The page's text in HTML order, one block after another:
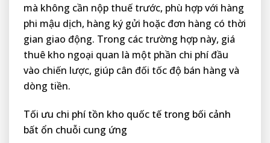
mà không cần nộp thuế trước, phù hợp với hàng
phi mậu dịch, hàng ký gửi hoặc đơn hàng có thời
gian giao động. Trong các trường hợp này, giá
thuê kho ngoại quan là một phần chi phí đầu
vào chiến lược, giúp cân đối tốc độ bán hàng và
dòng tiền.
Tối ưu chi phí tồn kho quốc tế trong bối cảnh
bất ổn chuỗi cung ứng